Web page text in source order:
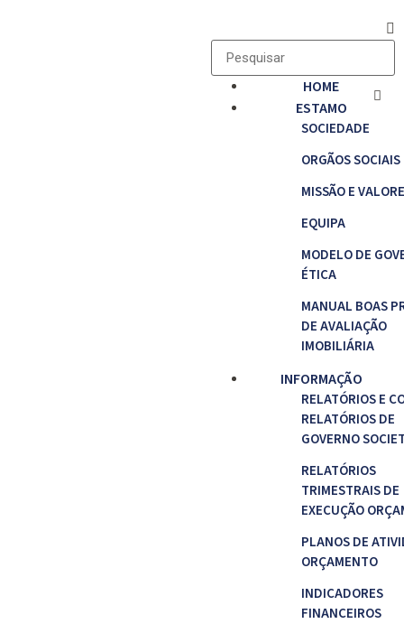
HOME
ESTAMO
SOCIEDADE
ORGÃOS SOCIAIS
MISSÃO E
EQUIPA
MODELO DE
ÉTICA
MANUAL BOAS
DE AVALIAÇÃO
IMOBILIÁRIA
INFORMAÇÃO
RELATÓRIOS E
RELATÓRIOS DE
GOVERNO
RELATÓRIOS
TRIMESTRAIS DE
EXECUÇÃO
PLANOS DE
ORÇAMENTO
INDICADORES
FINANCEIROS